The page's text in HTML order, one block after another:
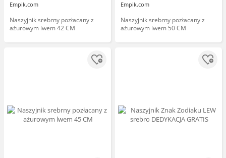
Empik.com
Naszyjnik srebrny pozłacany z
ażurowym lwem 42 CM
Empik.com
Naszyjnik srebrny pozłacany z
ażurowym lwem 50 CM